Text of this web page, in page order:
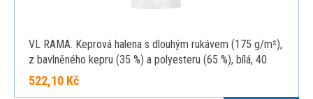
VL RAMA. Keprová halena s dlouhým rukávem (175 g/m²),
z bavlněného kepru (35 %) a polyesteru (65 %), bílá, 40
522,10 Kč